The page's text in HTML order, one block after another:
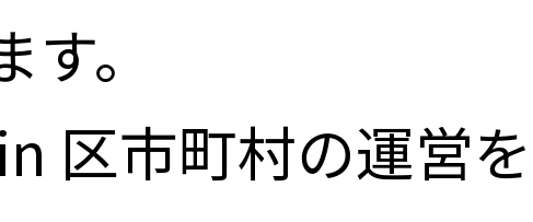
。
区市町村の運営